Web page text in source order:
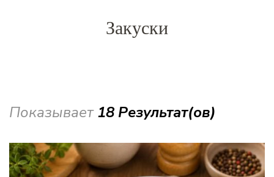
Закуски
Показывает18 Результат(ов)